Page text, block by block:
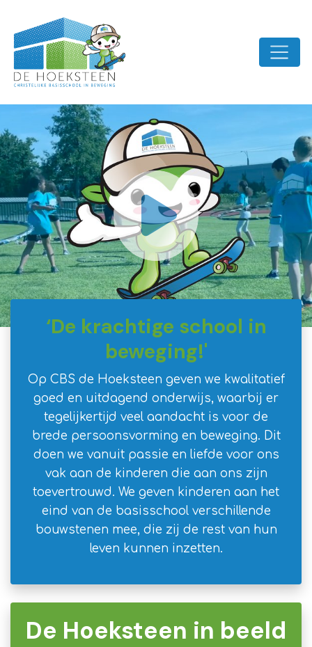
‘De krachtige school in
beweging!'
Op CBS de Hoeksteen geven we kwalitatief
goed en uitdagend onderwijs, waarbij er
tegelijkertijd veel aandacht is voor de
brede persoonsvorming en beweging. Dit
doen we vanuit passie en liefde voor ons
vak aan de kinderen die aan ons zijn
toevertrouwd. We geven kinderen aan het
eind van de basisschool verschillende
bouwstenen mee, die zij de rest van hun
leven kunnen inzetten.
De Hoeksteen in beeld